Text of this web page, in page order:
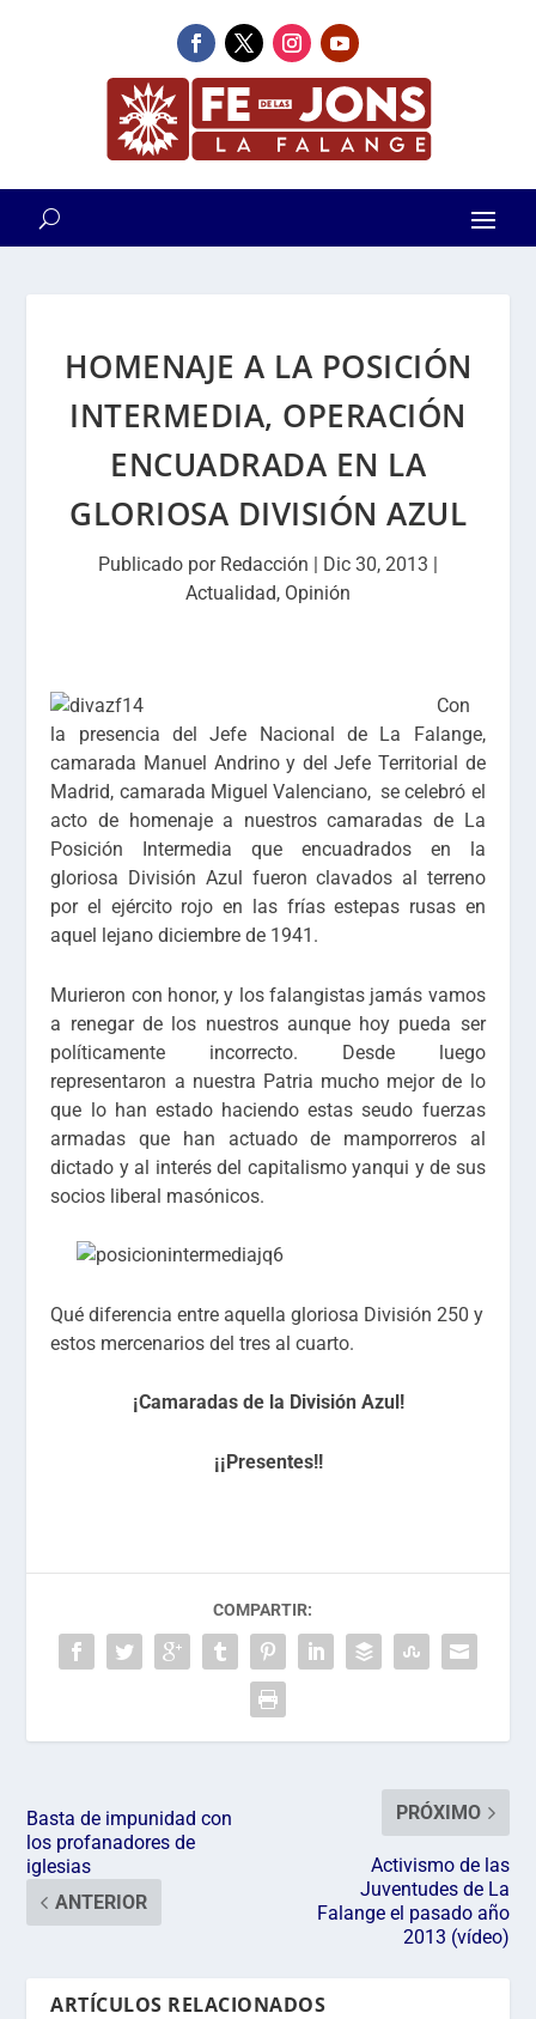
HOMENAJE A LA POSICIÓN
INTERMEDIA, OPERACIÓN
ENCUADRADA EN LA
GLORIOSA DIVISIÓN AZUL
Publicado por Redacción | Dic 30, 2013 |
Actualidad, Opinión
Con
la presencia del Jefe Nacional de La Falange,
camarada Manuel Andrino y del Jefe Territorial de
Madrid, camarada Miguel Valenciano, se celebró el
acto de homenaje a nuestros camaradas de La
Posición Intermedia que encuadrados en la
gloriosa División Azul fueron clavados al terreno
por el ejército rojo en las frías estepas rusas en
aquel lejano diciembre de 1941.
Murieron con honor, y los falangistas jamás vamos
a renegar de los nuestros aunque hoy pueda ser
políticamente incorrecto. Desde luego
representaron a nuestra Patria mucho mejor de lo
que lo han estado haciendo estas seudo fuerzas
armadas que han actuado de mamporreros al
dictado y al interés del capitalismo yanqui y de sus
socios liberal masónicos.
Qué diferencia entre aquella gloriosa División 250 y
estos mercenarios del tres al cuarto.
¡Camaradas de la División Azul!
¡¡Presentes!!
COMPARTIR:
Basta de impunidad con
los profanadores de
iglesias
ANTERIOR
PRÓXIMO
Activismo de las
Juventudes de La
Falange el pasado año
2013 (vídeo)
ARTÍCULOS RELACIONADOS